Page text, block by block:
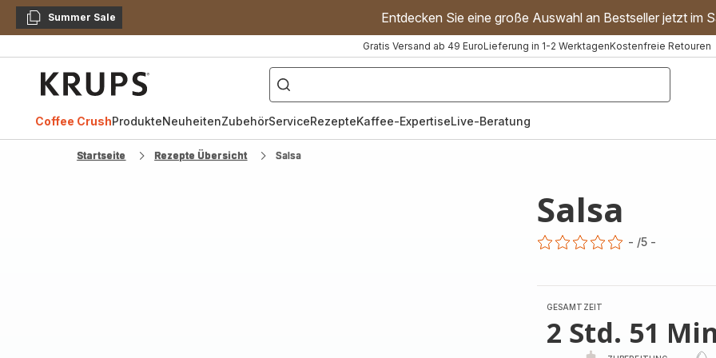
KopierenSummer Sale Entdecken Sie eine große Auswahl an Bestseller jetzt im
Gratis Versand ab 49 EuroLieferung in 1-2 WerktagenKostenfreie Retouren
["Kaffeevollautomat","Handmixer","Waffeleisen"]
Coffee CrushProdukteNeuheitenZubehörServiceRezepteKaffee-ExpertiseLive-Beratung
Startseite Rezepte Übersicht Salsa
Salsa
- /5 -
GESAMTZEIT
2 Std. 51